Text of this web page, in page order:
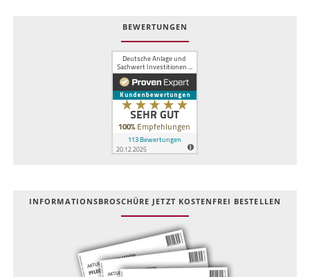
BEWERTUNGEN
INFOR­MATIONS­BROSCHÜRE JETZT KOSTEN­FREI BESTELLEN